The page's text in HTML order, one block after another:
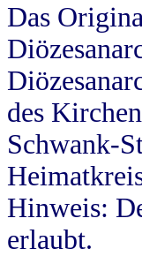
Das
des
Schwank-
Hinweis:
erlaubt.